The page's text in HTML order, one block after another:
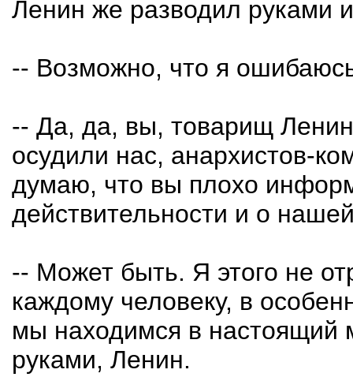
Ленин же разводил руками
-- Возможно, что я
-- Да, да, вы, товарищ
осудили нас, анархистов-
думаю, что вы плохо
действительности и о
-- Может быть. Я этого не
каждому человеку, в
мы находимся в настоящий
руками, Ленин.